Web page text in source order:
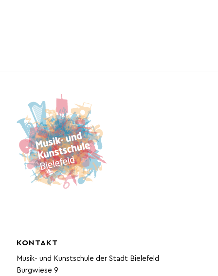
KONTAKT
Musik- und Kunstschule der Stadt Bielefeld
Burgwiese 9